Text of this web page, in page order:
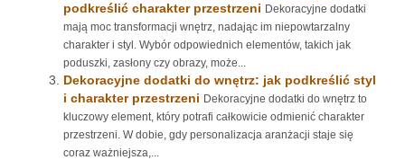
podkreślić charakter przestrzeni Dekoracyjne dodatki
mają moc transformacji wnętrz, nadając im niepowtarzalny
charakter i styl. Wybór odpowiednich elementów, takich jak
poduszki, zasłony czy obrazy, może...
Dekoracyjne dodatki do wnętrz: jak podkreślić styl
i charakter przestrzeni Dekoracyjne dodatki do wnętrz to
kluczowy element, który potrafi całkowicie odmienić charakter
przestrzeni. W dobie, gdy personalizacja aranżacji staje się
coraz ważniejsza,...